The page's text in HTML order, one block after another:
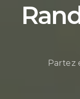
Partez